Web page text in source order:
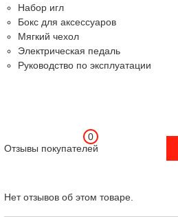
Набор игл
Бокс для аксессуаров
Мягкий чехол
Электрическая педаль
Руководство по эксплуатации
Отзывы покупателей
0
Нет отзывов об этом товаре.